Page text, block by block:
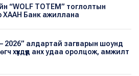
“WOLF TOTEM” тоглолтын
ХААН Банк ажиллана
– 2026” алдартай загварын шоунд
хүүхдүүд анх удаа оролцож, амжилт